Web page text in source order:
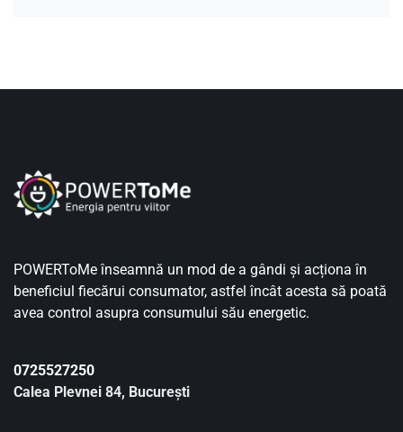
POWERToMe înseamnă un mod de a gândi și acționa în
beneficiul fiecărui consumator, astfel încât acesta să poată
avea control asupra consumului său energetic.
0725527250
Calea Plevnei 84, București